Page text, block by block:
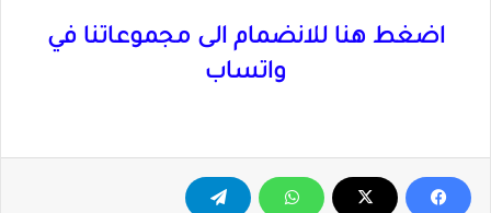
اضغط هنا للانضمام الى مجموعاتنا في
واتساب